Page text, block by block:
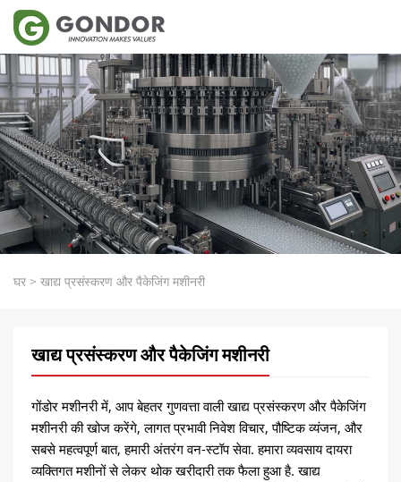
घर > खाद्य प्रसंस्करण और पैकेजिंग मशीनरी
खाद्य प्रसंस्करण और पैकेजिंग मशीनरी
गोंडोर मशीनरी में, आप बेहतर गुणवत्ता वाली खाद्य प्रसंस्करण और पैकेजिंग
मशीनरी की खोज करेंगे, लागत प्रभावी निवेश विचार, पौष्टिक व्यंजन, और
सबसे महत्वपूर्ण बात, हमारी अंतरंग वन-स्टॉप सेवा. हमारा व्यवसाय दायरा
व्यक्तिगत मशीनों से लेकर थोक खरीदारी तक फैला हुआ है. खाद्य